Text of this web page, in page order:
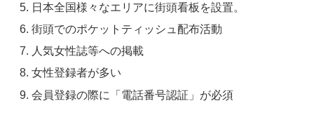
日本全国様々なエリアに街頭看板を設置。
街頭でのポケットティッシュ配布活動
人気女性誌等への掲載
女性登録者が多い
会員登録の際に「電話番号認証」が必須